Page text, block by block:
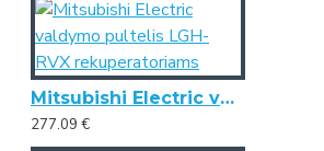
Mitsubishi Electric valdymo pultelis LGH-RVX rekuperatoriams
277.09 €